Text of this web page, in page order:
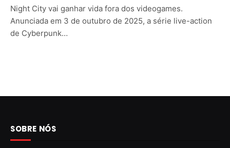
Night City vai ganhar vida fora dos videogames.
Anunciada em 3 de outubro de 2025, a série live-action
de Cyberpunk…
SOBRE NÓS